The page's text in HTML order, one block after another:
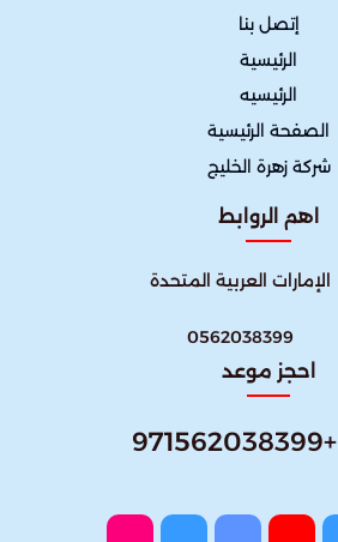
إتصل بنا
الرئيسية
الرئيسيه
الصفحة الرئيسية
شركة زهرة الخليج
اهم الروابط
الإمارات العربية المتحدة
0562038399
احجز موعد
+971562038399